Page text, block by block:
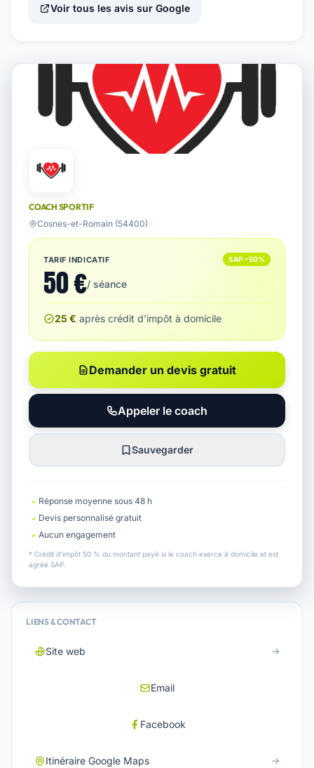
Voir tous les avis sur Google
COACH SPORTIF
Cosnes-et-Romain (54400)
TARIF INDICATIF SAP −50%
50 €/ séance
25 € après crédit d'impôt à domicile
Demander un devis gratuit
Appeler le coach
Sauvegarder
Réponse moyenne sous 48 h
Devis personnalisé gratuit
Aucun engagement
* Crédit d'impôt 50 % du montant payé si le coach exerce à domicile et est
agréé SAP.
LIENS & CONTACT
Site web
Email
Facebook
Itinéraire Google Maps